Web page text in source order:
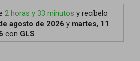
2 horas y 33 minutos y recíbelo
agosto de 2026 y martes, 11
con GLS